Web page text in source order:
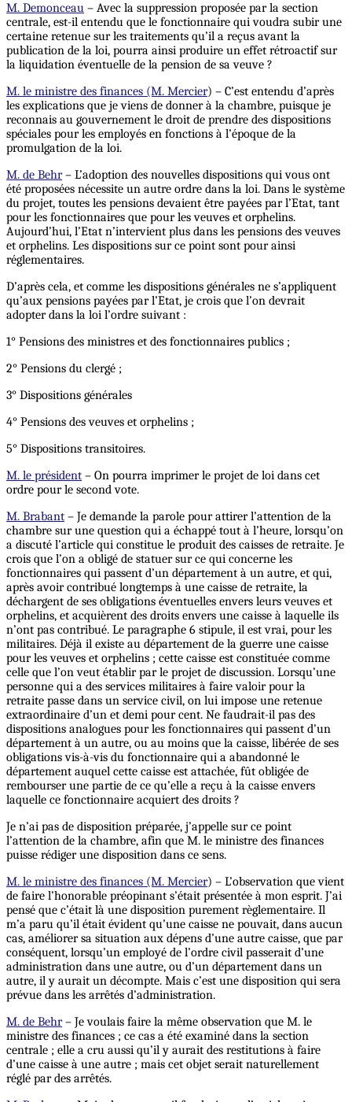
M. Demonceau – Avec la suppression proposée par la section
centrale, est-il entendu que le fonctionnaire qui voudra subir une
certaine retenue sur les traitements qu’il a reçus avant la
publication de la loi, pourra ainsi produire un effet rétroactif sur
la liquidation éventuelle de la pension de sa veuve ?
M. le ministre des finances (M. Mercier) – C’est entendu d’après
les explications que je viens de donner à la chambre, puisque je
reconnais au gouvernement le droit de prendre des dispositions
spéciales pour les employés en fonctions à l’époque de la
promulgation de la loi.
M. de Behr– L’adoption des nouvelles dispositions qui vous ont
été proposées nécessite un autre ordre dans la loi. Dans le système
du projet, toutes les pensions devaient être payées par l’Etat, tant
pour les fonctionnaires que pour les veuves et orphelins.
Aujourd’hui, l’Etat n’intervient plus dans les pensions des veuves
et orphelins. Les dispositions sur ce point sont pour ainsi
réglementaires.
D’après cela, et comme les dispositions générales ne s’appliquent
qu’aux pensions payées par l’Etat, je crois que l’on devrait
adopter dans la loi l’ordre suivant :
1° Pensions des ministres et des fonctionnaires publics ;
2° Pensions du clergé ;
3° Dispositions générales
4° Pensions des veuves et orphelins ;
5° Dispositions transitoires.
M. le président – On pourra imprimer le projet de loi dans cet
ordre pour le second vote.
M. Brabant – Je demande la parole pour attirer l’attention de la
chambre sur une question qui a échappé tout à l’heure, lorsqu’on
a discuté l’article qui constitue le produit des caisses de retraite. Je
crois que l’on a obligé de statuer sur ce qui concerne les
fonctionnaires qui passent d’un département à un autre, et qui,
après avoir contribué longtemps à une caisse de retraite, la
déchargent de ses obligations éventuelles envers leurs veuves et
orphelins, et acquièrent des droits envers une caisse à laquelle ils
n’ont pas contribué. Le paragraphe 6 stipule, il est vrai, pour les
militaires. Déjà il existe au département de la guerre une caisse
pour les veuves et orphelins ; cette caisse est constituée comme
celle que l’on veut établir par le projet de discussion. Lorsqu’une
personne qui a des services militaires à faire valoir pour la
retraite passe dans un service civil, on lui impose une retenue
extraordinaire d’un et demi pour cent. Ne faudrait-il pas des
dispositions analogues pour les fonctionnaires qui passent d’un
département à un autre, ou au moins que la caisse, libérée de ses
obligations vis-à-vis du fonctionnaire qui a abandonné le
département auquel cette caisse est attachée, fût obligée de
rembourser une partie de ce qu’elle a reçu à la caisse envers
laquelle ce fonctionnaire acquiert des droits ?
Je n’ai pas de disposition préparée, j’appelle sur ce point
l’attention de la chambre, afin que M. le ministre des finances
puisse rédiger une disposition dans ce sens.
M. le ministre des finances (M. Mercier) – L’observation que vient
de faire l’honorable préopinant s’était présentée à mon esprit. J’ai
pensé que c’était là une disposition purement règlementaire. Il
m’a paru qu’il était évident qu’une caisse ne pouvait, dans aucun
cas, améliorer sa situation aux dépens d’une autre caisse, que par
conséquent, lorsqu’un employé de l’ordre civil passerait d’une
administration dans une autre, ou d’un département dans un
autre, il y aurait un décompte. Mais c’est une disposition qui sera
prévue dans les arrêtés d’administration.
M. de Behr– Je voulais faire la même observation que M. le
ministre des finances ; ce cas a été examiné dans la section
centrale ; elle a cru aussi qu’il y aurait des restitutions à faire
d’une caisse à une autre ; mais cet objet serait naturellement
réglé par des arrêtés.